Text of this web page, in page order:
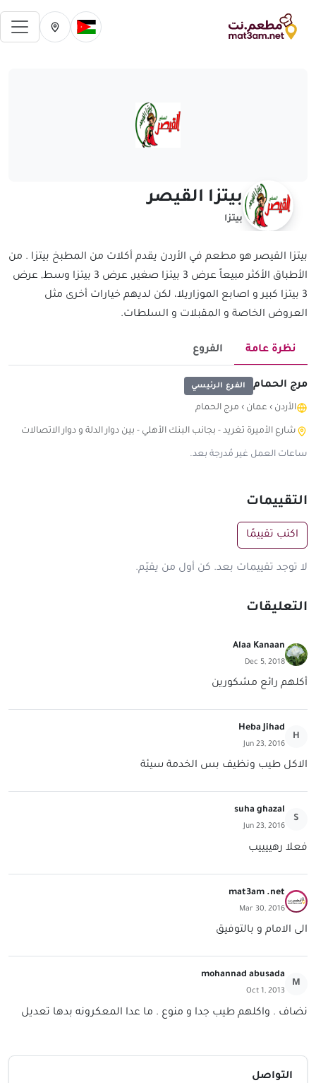
تغيير الدولة الحالية
تغيير المدينة
بيتزا القيصر
بيتزا
بيتزا القيصر هو مطعم في الأردن يقدم أكلات من المطبخ بيتزا . من
الأطباق الأكثر مبيعاً عرض 3 بيتزا صغير, عرض 3 بيتزا وسط, عرض
3 بيتزا كبير و اصابع الموزاريلا، لكن لديهم خيارات أخرى مثل
العروض الخاصة و المقبلات و السلطات.
نظرة عامة الفروع
مرج الحمام الفرع الرئيسي
الأردن › عمان › مرج الحمام
شارع الأميرة تغريد - بجانب البنك الأهلي - بين دوار الدلة و دوار الاتصالات
ساعات العمل غير مُدرجة بعد.
التقييمات
اكتب تقييمًا
لا توجد تقييمات بعد. كن أول من يقيّم.
التعليقات
Alaa Kanaan
Dec 5, 2018
أكلهم رائع مشكورين
H
Heba Jihad
Jun 23, 2016
الاكل طيب ونظيف بس الخدمة سيئة
S
suha ghazal
Jun 23, 2016
فعلا رهييييب
mat3am .net
Mar 30, 2016
الى الامام و بالتوفيق
M
mohannad abusada
Oct 1, 2013
نضاف . واكلهم طيب جدا و منوع . ما عدا المعكرونه بدها تعديل
التواصل